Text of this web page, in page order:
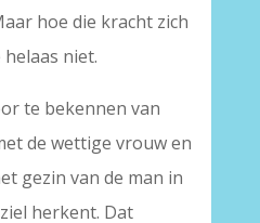
hoe die kracht zich
niet.
te bekennen van
de wettige vrouw en
gezin van de man in
herkent. Dat